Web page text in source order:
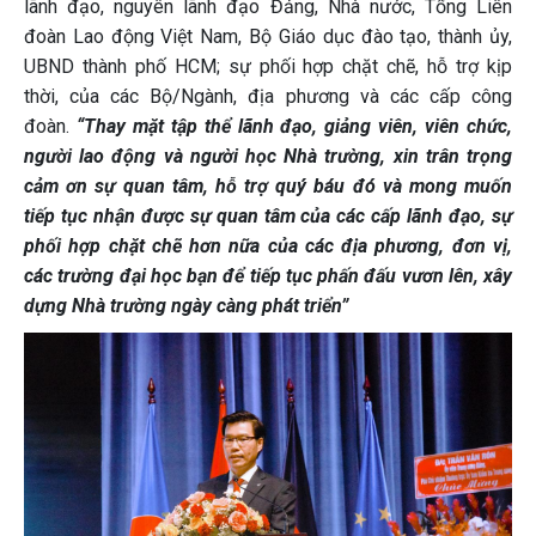
lãnh đạo, nguyên lãnh đạo Đảng, Nhà nước, Tổng Liên
đoàn Lao động Việt Nam, Bộ Giáo dục đào tạo, thành ủy,
UBND thành phố HCM; sự phối hợp chặt chẽ, hỗ trợ kịp
thời, của các Bộ/Ngành, địa phương và các cấp công
đoàn. “Thay mặt tập thể lãnh đạo, giảng viên, viên chức,
người lao động và người học Nhà trường, xin trân trọng
cảm ơn sự quan tâm, hỗ trợ quý báu đó và mong muốn
tiếp tụcnhận được sự quan tâm của các cấp lãnh đạo, sự
phối hợp chặt chẽ hơn nữa của các địa phương, đơn vị,
các trường đại học bạn để tiếp tục phấn đấu vươn lên, xây
dựng Nhà trường ngày càng phát triển”